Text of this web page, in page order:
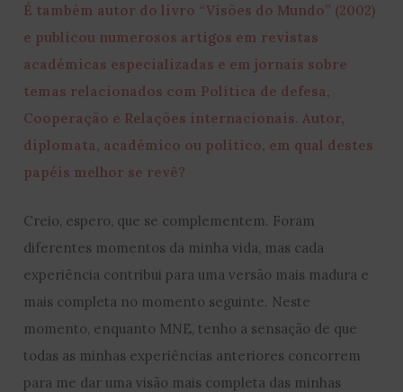
É também autor do livro “Visões do Mundo” (2002)
e publicou numerosos artigos em revistas
académicas especializadas e em jornais sobre
temas relacionados com Política de defesa,
Cooperação e Relações internacionais. Autor,
diplomata, académico ou político, em qual destes
papéis melhor se revê?
Creio, espero, que se complementem. Foram
diferentes momentos da minha vida, mas cada
experiência contribui para uma versão mais madura e
mais completa no momento seguinte. Neste
momento, enquanto MNE, tenho a sensação de que
todas as minhas experiências anteriores concorrem
para me dar uma visão mais completa das minhas